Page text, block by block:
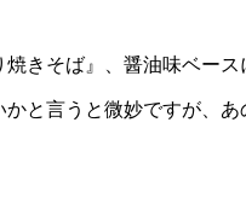
きそば』、醤油味ベー
かと言うと微妙ですが、